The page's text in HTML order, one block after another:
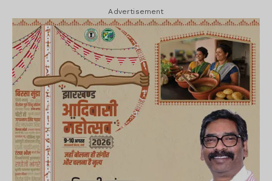
Advertisement